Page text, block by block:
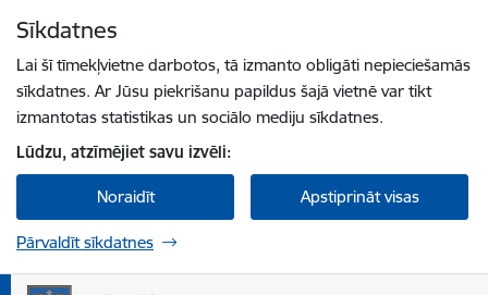
Sīkdatnes
Lai šī tīmekļvietne darbotos, tā izmanto obligāti nepieciešamās
sīkdatnes. Ar Jūsu piekrišanu papildus šajā vietnē var tikt
izmantotas statistikas un sociālo mediju sīkdatnes.
Lūdzu, atzīmējiet savu izvēli:
Noraidīt Apstiprināt visas
Pārvaldīt sīkdatnes